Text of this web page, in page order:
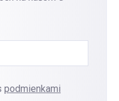
podmienkami